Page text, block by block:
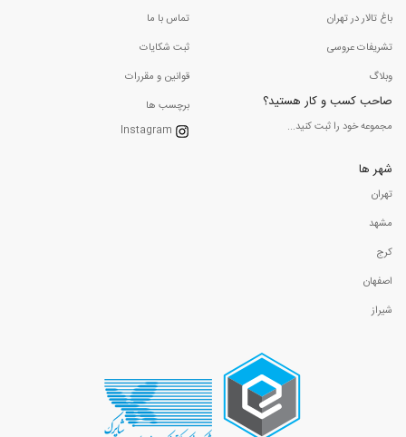
باغ تالار در تهران
تشریفات عروسی
وبلاگ
صاحب کسب و کار هستید؟
مجموعه خود را ثبت کنید...
تماس با ما
ثبت شکایات
قوانین و مقررات
برچسب ها
Instagram
شهر ها
تهران
مشهد
کرج
اصفهان
شیراز